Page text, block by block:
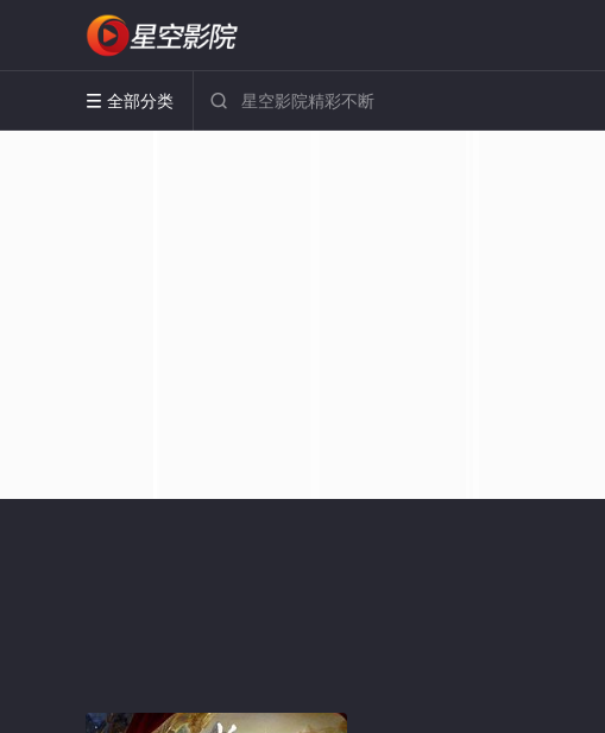
 全部分类 